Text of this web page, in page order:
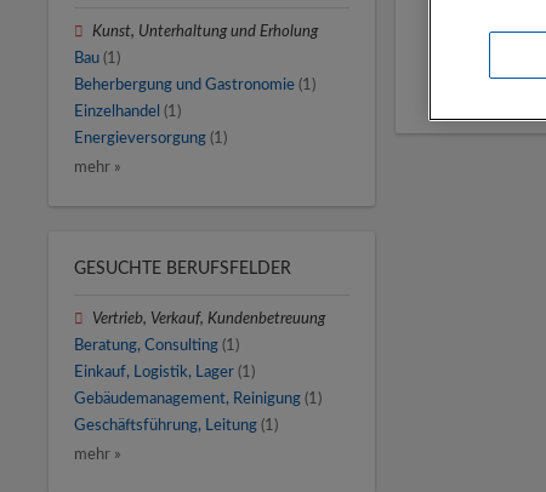
Kunst, Unterhaltung und Erholung
Bau (1)
Beherbergung und Gastronomie (1)
Einzelhandel (1)
Energieversorgung (1)
mehr »
GESUCHTE BERUFSFELDER
Vertrieb, Verkauf, Kundenbetreuung
Beratung, Consulting (1)
Einkauf, Logistik, Lager (1)
Gebäudemanagement, Reinigung (1)
Geschäftsführung, Leitung (1)
mehr »